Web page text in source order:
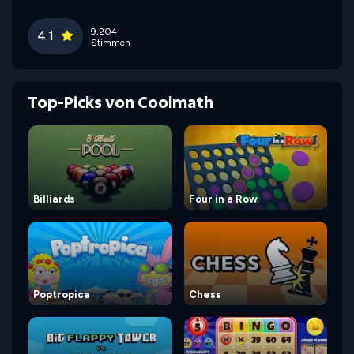
4.1
9,204
Stimmen
Top-Picks von Coolmath
Billiards Four in a Row
Poptropica Chess